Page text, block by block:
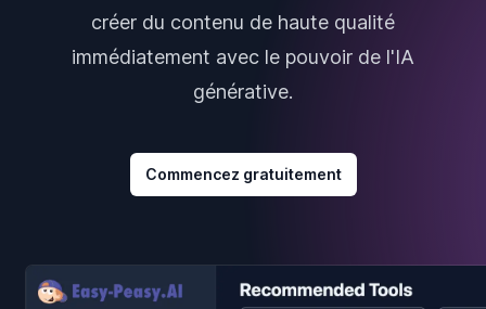
créer du contenu de haute qualité
immédiatement avec le pouvoir de l'IA
générative.
Commencez gratuitement